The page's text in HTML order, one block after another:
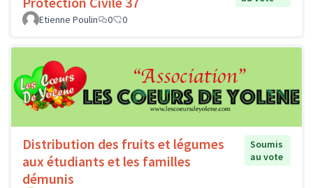
Etienne Poulin
0 0
Distribution des fruits et légumes
aux étudiants et les familles
démunis
Soumis
au vote